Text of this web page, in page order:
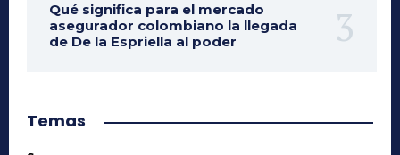
Qué significa para el mercado
asegurador colombiano la llegada
de De la Espriella al poder
Temas